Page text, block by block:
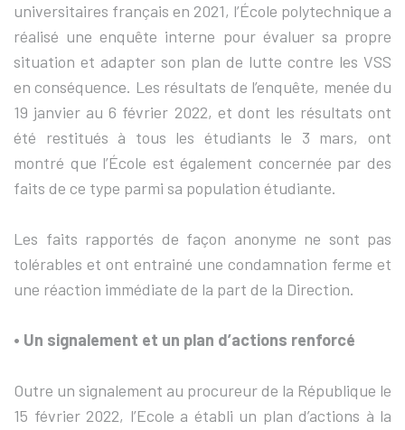
universitaires français en 2021, l’École polytechnique a
réalisé une enquête interne pour évaluer sa propre
situation et adapter son plan de lutte contre les VSS
en conséquence. Les résultats de l’enquête, menée du
19 janvier au 6 février 2022, et dont les résultats ont
été restitués à tous les étudiants le 3 mars, ont
montré que l’École est également concernée par des
faits de ce type parmi sa population étudiante.
Les faits rapportés de façon anonyme ne sont pas
tolérables et ont entrainé une condamnation ferme et
une réaction immédiate de la part de la Direction.
• Un signalement et un plan d’actions renforcé
Outre un signalement au procureur de la République le
15 février 2022, l’Ecole a établi un plan d’actions à la